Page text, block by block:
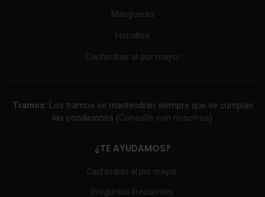
Mangueras
Hornillos
Cachimbas al por mayor
Tramos: Los tramos se mantendrán siempre que se cumplan
las condiciones (Consulte con nosotros)
¿TE AYUDAMOS?
Cachimbas al por mayor
Preguntas frecuentes